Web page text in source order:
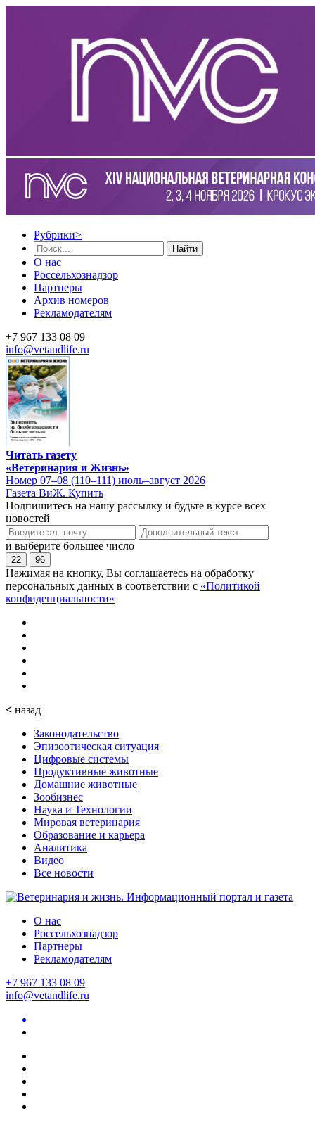
Рубрики>
Найти
О нас
Россельхознадзор
Партнеры
Архив номеров
Рекламодателям
+7 967 133 08 09
info@vetandlife.ru
Читать газету
«Ветеринария и Жизнь»
Номер 07–08 (110–111) июль–август 2026
Газета ВиЖ. Купить
Подпишитесь на нашу рассылку и будьте в курсе всех
новостей
и выберите большее число
22 96
Нажимая на кнопку, Вы соглашаетесь на обработку
персональных данных в соответствии с «Политикой
конфиденциальности»
< назад
Законодательство
Эпизоотическая ситуация
Цифровые системы
Продуктивные животные
Домашние животные
Зообизнес
Наука и Технологии
Мировая ветеринария
Образование и карьера
Аналитика
Видео
Все новости
О нас
Россельхознадзор
Партнеры
Рекламодателям
+7 967 133 08 09
info@vetandlife.ru